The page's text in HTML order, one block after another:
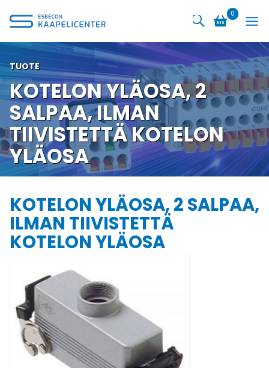
sisältöön
0
TUOTE
KOTELON YLÄOSA, 2
SALPAA, ILMAN
TIIVISTETTÄ KOTELON
YLÄOSA
KOTELON YLÄOSA, 2 SALPAA,
ILMAN TIIVISTETTÄ
KOTELON YLÄOSA